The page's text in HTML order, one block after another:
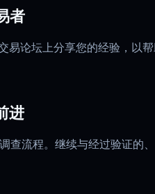
者
易论坛上分享您的经验，以
进
查流程。继续与经过验证的